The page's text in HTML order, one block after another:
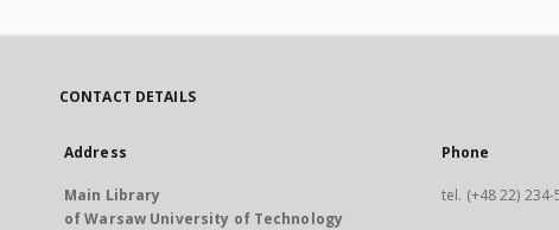
CONTACT DETAILS
Address
Main Library
of Warsaw University of Technology
Phone
tel. (+48 22)